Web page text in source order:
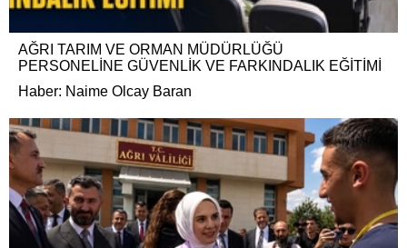
AĞRI TARIM VE ORMAN MÜDÜRLÜĞÜ
PERSONELİNE GÜVENLİK VE FARKINDALIK EĞİTİMİ
Haber: Naime Olcay Baran